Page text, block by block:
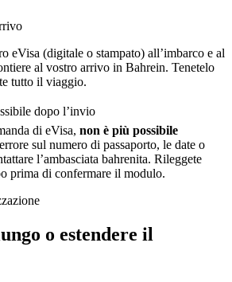
eVisa (digitale o stampato) all’imbarco e al
al vostro arrivo in Bahrein. Tenetelo
tutto il viaggio.
dopo l’invio
di eVisa, non è più possibile
sul numero di passaporto, le date o
l’ambasciata bahrenita. Rileggete
prima di confermare il modulo.
o estendere il